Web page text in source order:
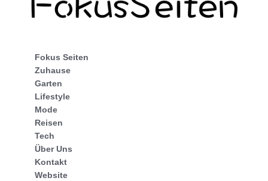
Fokus Seiten
Zuhause
Garten
Lifestyle
Mode
Reisen
Tech
Über Uns
Kontakt
Website